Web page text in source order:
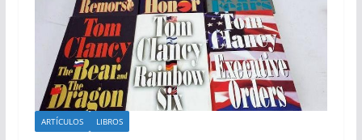
ARTÍCULOS LIBROS